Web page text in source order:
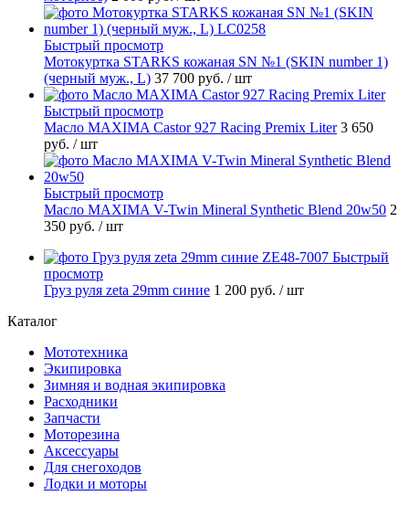
Быстрый просмотр
Мотокуртка STARKS кожаная SN №1 (SKIN number 1)
(черный муж., L) 37 700 руб. / шт
Быстрый просмотр
Масло MAXIMA Castor 927 Racing Premix Liter 3 650
руб. / шт
Быстрый просмотр
Масло MAXIMA V-Twin Mineral Synthetic Blend 20w50 2
350 руб. / шт
Быстрый
просмотр
Груз руля zeta 29mm синие 1 200 руб. / шт
Каталог
Мототехника
Экипировка
Зимняя и водная экипировка
Расходники
Запчасти
Моторезина
Аксессуары
Для снегоходов
Лодки и моторы